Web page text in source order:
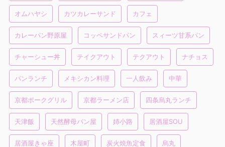
オムハヤシ カツカレーサンド カフェ
カレーパン野原屋 コッペサンドパン スィーツ甘系パン
チャーシュー丼 テイクアウト テクアウト ナチョス
パンランチ メキシカン料理 一人飲み 中華
京都ポークグリル 京都ラーメン店 四条烏丸ランチ
天津飯 天然酵母パン屋 姉小路 居酒屋SOU
居酒屋きゃ座 木屋町 炭火焼魚定食 烏丸